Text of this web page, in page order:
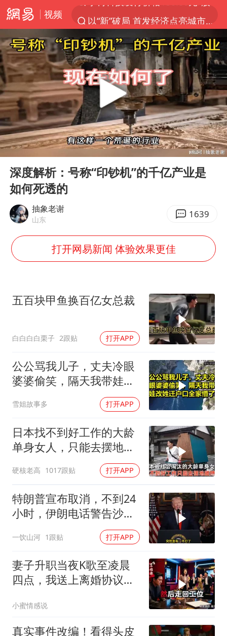
视频
昆明石林火把节
63岁关之琳否认与27岁模特恋情
外交部发言人就广岛核爆81周年等答记者问
27岁女子成组织卖淫集团主犯被通缉
我国编制完成新版全月地质图
贵州轮胎子公司获美国退税8136万
泰国一女公务员妆容引争议 本人回应
女子利用漏洞0元薅走3000多件家电
东方甄选被判赔偿江小白30万元
奋进开新局 实干挑大梁
Play
00:00 14:28
深度解析：号称“印钞机”的千亿产业是
如何死透的
抽象老谢
山东 1639
打开网易新闻 体验效果更佳
五百块甲鱼换百亿女总裁
白白白白栗子 2跟贴 打开APP
公公骂我儿子，丈夫冷眼
婆婆偷笑，隔天我带娃改
姓迁户口全家懵了！
雪姐故事多 打开APP
日本找不到好工作的大龄
单身女人，只能去摆地
摊，一天有多心累？
硬核老高 1017跟贴 打开APP
特朗普宣布取消，不到24
小时，伊朗电话警告沙
一饮山河 1跟贴 打开APP
妻子升职当夜K歌至凌晨
四点，我送上离婚协议果
口：我们谈谈
小蜜情感说
真实事件改编！看得头皮